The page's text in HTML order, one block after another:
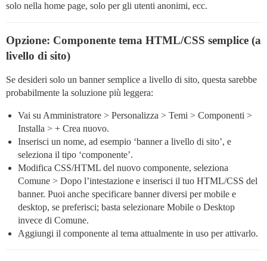
solo nella home page, solo per gli utenti anonimi, ecc.
Opzione: Componente tema HTML/CSS semplice (a
livello di sito)
Se desideri solo un banner semplice a livello di sito, questa sarebbe
probabilmente la soluzione più leggera:
Vai su Amministratore > Personalizza > Temi > Componenti >
Installa > + Crea nuovo.
Inserisci un nome, ad esempio ‘banner a livello di sito’, e
seleziona il tipo ‘componente’.
Modifica CSS/HTML del nuovo componente, seleziona
Comune > Dopo l’intestazione e inserisci il tuo HTML/CSS del
banner. Puoi anche specificare banner diversi per mobile e
desktop, se preferisci; basta selezionare Mobile o Desktop
invece di Comune.
Aggiungi il componente al tema attualmente in uso per attivarlo.